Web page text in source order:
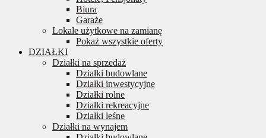
Biura
Garaże
Lokale użytkowe na zamianę
Pokaż wszystkie oferty
DZIAŁKI
Działki na sprzedaż
Działki budowlane
Działki inwestycyjne
Działki rolne
Działki rekreacyjne
Działki leśne
Działki na wynajem